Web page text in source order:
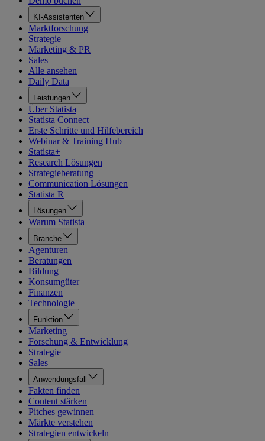
KI-Assistenten
Marktforschung
Strategie
Marketing & PR
Sales
Alle ansehen
Daily Data
Leistungen
Über Statista
Statista Connect
Erste Schritte und Hilfebereich
Webinar & Training Hub
Statista+
Research Lösungen
Strategieberatung
Communication Lösungen
Statista R
Lösungen
Warum Statista
Branche
Agenturen
Beratungen
Bildung
Konsumgüter
Finanzen
Technologie
Funktion
Marketing
Forschung & Entwicklung
Strategie
Sales
Anwendungsfall
Fakten finden
Content stärken
Pitches gewinnen
Märkte verstehen
Strategien entwickeln